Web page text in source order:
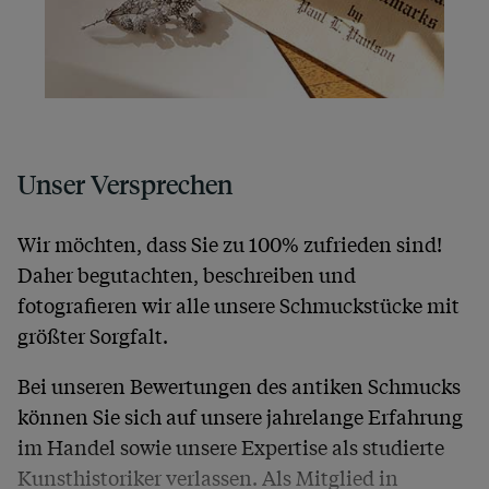
Unser Versprechen
Wir möchten, dass Sie zu 100% zufrieden sind!
Daher begutachten, beschreiben und
fotografieren wir alle unsere Schmuckstücke mit
größter Sorgfalt.
Bei unseren Bewertungen des antiken Schmucks
können Sie sich auf unsere jahrelange Erfahrung
im Handel sowie unsere Expertise als studierte
Kunsthistoriker verlassen. Als Mitglied in